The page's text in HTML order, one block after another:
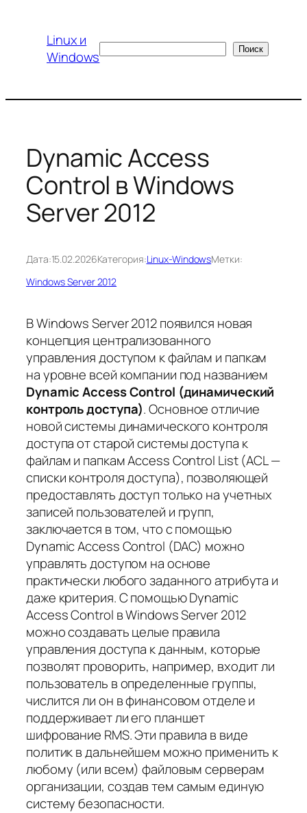
содержимому
Linux и
Windows
Поиск
Dynamic Access
Control в Windows
Server 2012
Дата:15.02.2026Категория:Linux-WindowsМетки:
Windows Server 2012
В Windows Server 2012 появился новая
концепция централизованного
управления доступом к файлам и папкам
на уровне всей компании под названием
Dynamic Access Control (динамический
контроль доступа). Основное отличие
новой системы динамического контроля
доступа от старой системы доступа к
файлам и папкам Access Control List (ACL —
списки контроля доступа), позволяющей
предоставлять доступ только на учетных
записей пользователей и групп,
заключается в том, что с помощью
Dynamic Access Control (DAC) можно
управлять доступом на основе
практически любого заданного атрибута и
даже критерия. С помощью Dynamic
Access Control в Windows Server 2012
можно создавать целые правила
управления доступа к данным, которые
позволят проворить, например, входит ли
пользователь в определенные группы,
числится ли он в финансовом отделе и
поддерживает ли его планшет
шифрование RMS. Эти правила в виде
политик в дальнейшем можно применить к
любому (или всем) файловым серверам
организации, создав тем самым единую
систему безопасности.